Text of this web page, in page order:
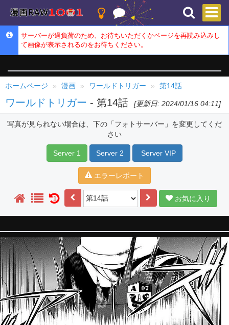
サーバーが過負荷のため、お待ちいただくかページを再読み込みし
て画像が表示されるのをお待ちください。
ホームページ 漫画 ワールドトリガー 第14話
ワールドトリガー - 第14話 [更新日: 2024/01/16 04:11]
写真が見られない場合は、下の「フォトサーバー」を変更してくだ
さい
Server 1 Server 2 Server VIP
エラーレポート
1 お気に入り